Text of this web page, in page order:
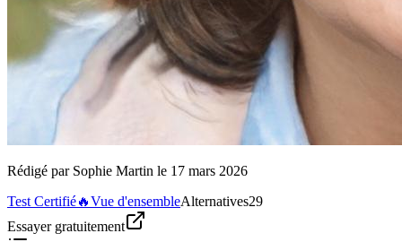
Rédigé par Sophie Martin le 17 mars 2026
Test Certifié🔥Vue d'ensembleAlternatives29
Essayer gratuitement